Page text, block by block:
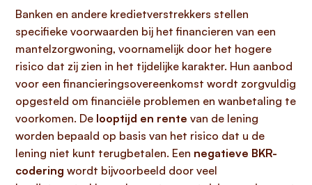
Banken en andere kredietverstrekkers stellen
specifieke voorwaarden bij het financieren van een
mantelzorgwoning, voornamelijk door het hogere
risico dat zij zien in het tijdelijke karakter. Hun aanbod
voor een financieringsovereenkomst wordt zorgvuldig
opgesteld om financiële problemen en wanbetaling te
voorkomen. De looptijd en rente van de lening
worden bepaald op basis van het risico dat u de
lening niet kunt terugbetalen. Een negatieve BKR-
codering wordt bijvoorbeeld door veel